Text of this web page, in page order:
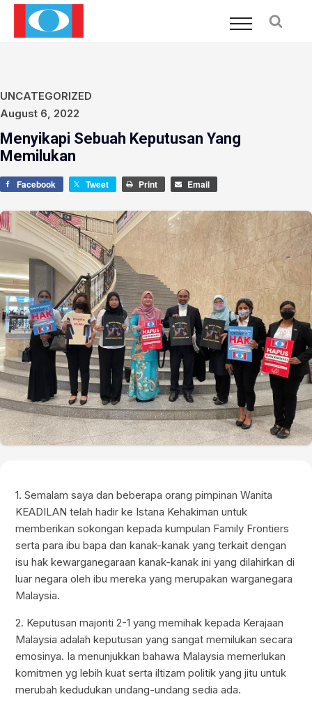
UNCATEGORIZED
August 6, 2022
Menyikapi Sebuah Keputusan Yang
Memilukan
Facebook Tweet Print Email
1. Semalam saya dan beberapa orang pimpinan Wanita
KEADILAN telah hadir ke Istana Kehakiman untuk
memberikan sokongan kepada kumpulan Family Frontiers
serta para ibu bapa dan kanak-kanak yang terkait dengan
isu hak kewarganegaraan kanak-kanak ini yang dilahirkan di
luar negara oleh ibu mereka yang merupakan warganegara
Malaysia.
2. Keputusan majoriti 2-1 yang memihak kepada Kerajaan
Malaysia adalah keputusan yang sangat memilukan secara
emosinya. Ia menunjukkan bahawa Malaysia memerlukan
komitmen yg lebih kuat serta iltizam politik yang jitu untuk
merubah kedudukan undang-undang sedia ada.